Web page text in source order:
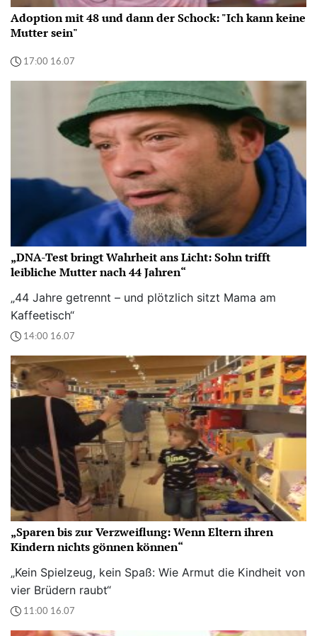
Adoption mit 48 und dann der Schock: "Ich kann keine
Mutter sein"
17:00 16.07
„DNA-Test bringt Wahrheit ans Licht: Sohn trifft
leibliche Mutter nach 44 Jahren“
„44 Jahre getrennt – und plötzlich sitzt Mama am
Kaffeetisch“
14:00 16.07
„Sparen bis zur Verzweiflung: Wenn Eltern ihren
Kindern nichts gönnen können“
„Kein Spielzeug, kein Spaß: Wie Armut die Kindheit von
vier Brüdern raubt“
11:00 16.07